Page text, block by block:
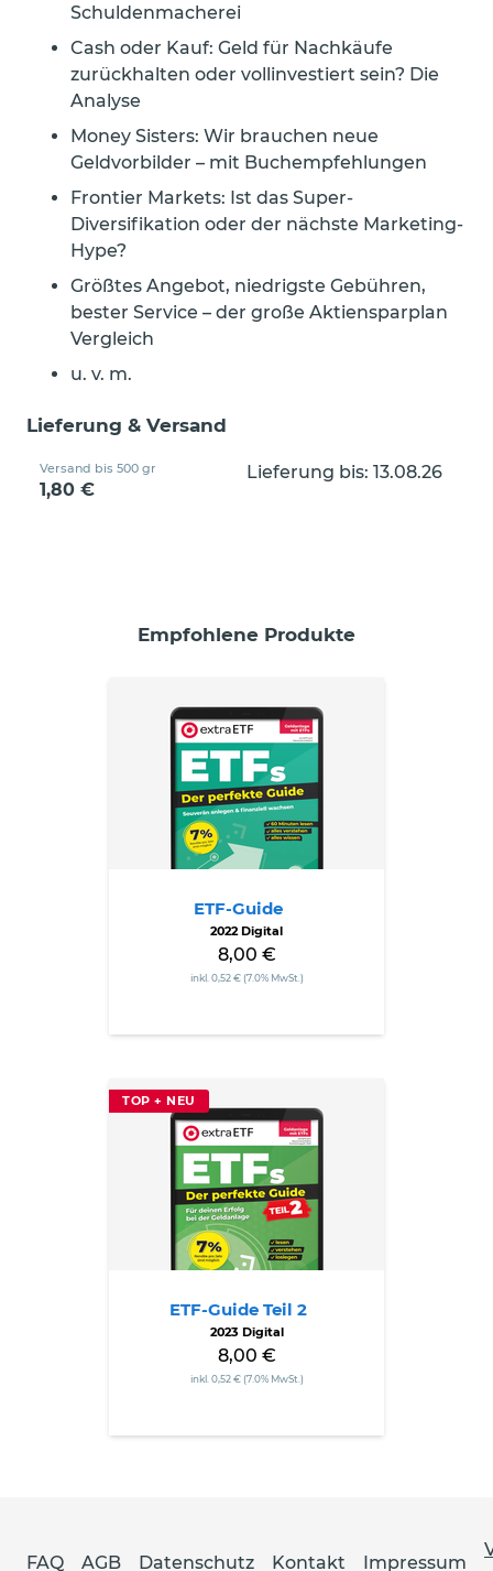
Schuldenmacherei
Cash oder Kauf: Geld für Nachkäufe
zurückhalten oder vollinvestiert sein? Die
Analyse
Money Sisters: Wir brauchen neue
Geldvorbilder – mit Buchempfehlungen
Frontier Markets: Ist das Super-
Diversifikation oder der nächste Marketing-
Hype?
Größtes Angebot, niedrigste Gebühren,
bester Service – der große Aktiensparplan
Vergleich
u. v. m.
Lieferung & Versand
Versand bis 500 gr
1,80 €
Lieferung bis: 13.08.26
Empfohlene Produkte
Guide
ETF-Guide
2022 Digital
8,00 €
inkl. 0,52 € (7.0% MwSt.)
ETF-
Guide
TOP + NEU
ETF-Guide Teil 2
2023 Digital
8,00 €
inkl. 0,52 € (7.0% MwSt.)
FAQ AGB Datenschutz Kontakt Impressum